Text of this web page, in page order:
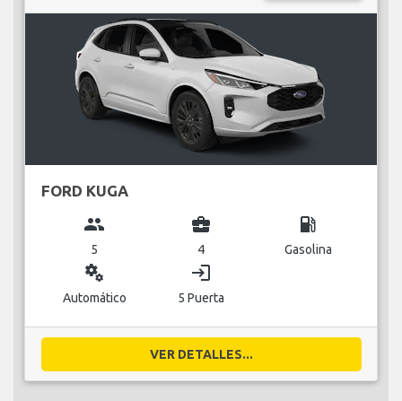
FORD KUGA
group
5
business_center
4
local_gas_station
Gasolina
miscellaneous_services
Automático
login
5 Puerta
VER DETALLES...